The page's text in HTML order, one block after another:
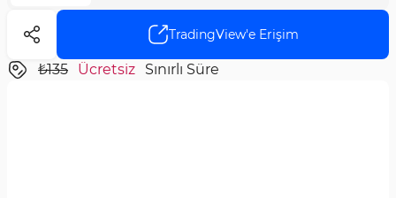
TradingView'e Erişim
₺135 Ücretsiz Sınırlı Süre